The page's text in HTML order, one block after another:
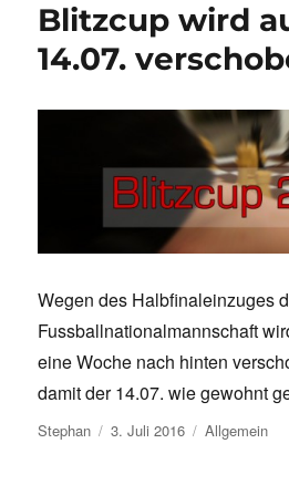
Blitzcup wird
14.07.
Wegen des Halbfinaleinzuges
Fussballnationalmannschaft
eine Woche nach hinten
damit der 14.07. wie gewohnt
Autor
Stephan Veröffentlicht
am
3. Juli 2016 Kategorien
Allgemein